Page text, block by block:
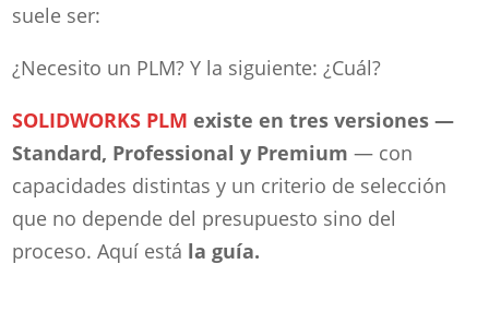
suele ser:
¿Necesito un PLM? Y la siguiente: ¿Cuál?
SOLIDWORKS PLM existe en tres versiones —
Standard, Professional y Premium — con
capacidades distintas y un criterio de selección
que no depende del presupuesto sino del
proceso. Aquí está la guía.